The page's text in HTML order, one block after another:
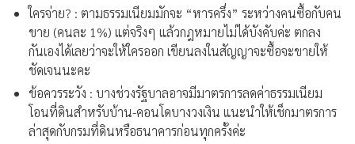
ใครจ่าย? : ตามธรรมเนียมมักจะ “หารครึ่ง” ระหว่างคนซื้อกับคน
ขาย (คนละ 1%) แต่จริงๆ แล้วกฎหมายไม่ได้บังคับค่ะ ตกลง
กันเองได้เลยว่าจะให้ใครออก เขียนลงในสัญญาจะซื้อจะขายให้
ชัดเจนนะคะ
ข้อควรระวัง : บางช่วงรัฐบาลอาจมีมาตรการลดค่าธรรมเนียม
โอนที่ดินสำหรับบ้าน-คอนโดบางวงเงิน แนะนำให้เช็กมาตรการ
ล่าสุดกับกรมที่ดินหรือธนาคารก่อนทุกครั้งค่ะ